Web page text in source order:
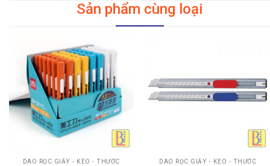
Sản phẩm cùng loại
DAO RỌC GIẤY - KÉO - THƯỚC DAO RỌC GIẤY - KÉO - THƯỚC